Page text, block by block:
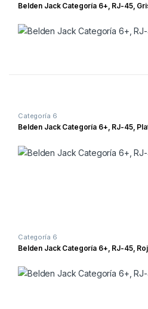
Belden Jack Categoría 6+, RJ-45,
Categoría 6
Belden Jack Categoría 6+, RJ-45,
Categoría 6
Belden Jack Categoría 6+, RJ-45,